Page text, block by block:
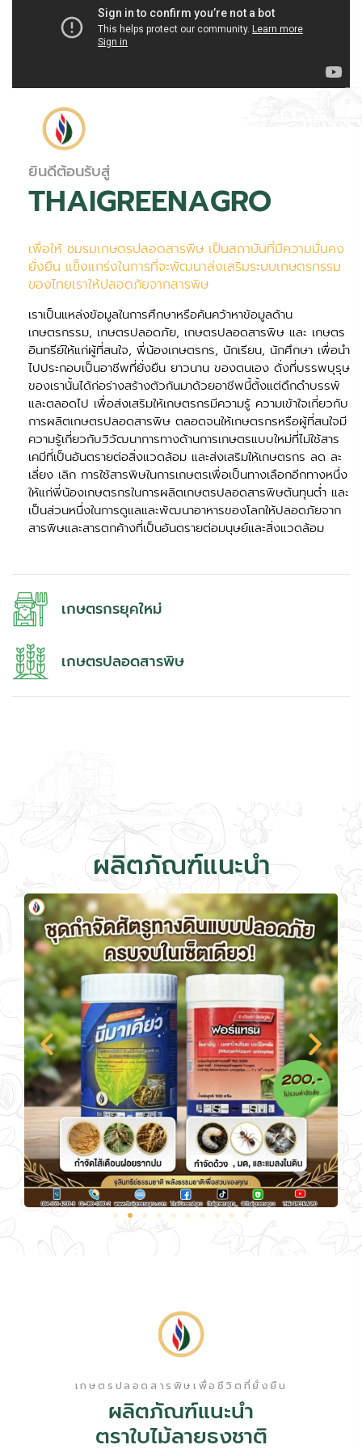
ยินดีต้อนรับสู่
THAIGREENAGRO
เพื่อให้ ชมรมเกษตรปลอดสารพิษ เป็นสถาบันที่มีความมั่นคง
ยั่งยืน แข็งแกร่งในการที่จะพัฒนาส่งเสริมระบบเกษตรกรรม
ของไทยเราให้ปลอดภัยจากสารพิษ
เราเป็นแหล่งข้อมูลในการศึกษาหรือค้นคว้าหาข้อมูลด้าน
เกษตรกรรม, เกษตรปลอดภัย, เกษตรปลอดสารพิษ และ เกษตร
อินทรีย์ให้แก่ผู้ที่สนใจ, พี่น้องเกษตรกร, นักเรียน, นักศึกษา เพื่อนำ
ไปประกอบเป็นอาชีพที่ยั่งยืน ยาวนาน ของตนเอง ดั่งที่บรรพบุรุษ
ของเรานั้นได้ก่อร่างสร้างตัวกันมาด้วยอาชีพนี้ตั้งแต่ดึกดำบรรพ์
และตลอดไป เพื่อส่งเสริมให้เกษตรกรมีความรู้ ความเข้าใจเกี่ยวกับ
การผลิตเกษตรปลอดสารพิษ ตลอดจนให้เกษตรกรหรือผู้ที่สนใจมี
ความรู้เกี่ยวกับวิวัฒนาการทางด้านการเกษตรแบบใหม่ที่ไม่ใช้สาร
เคมีที่เป็นอันตรายต่อสิ่งแวดล้อม และส่งเสริมให้เกษตรกร ลด ละ
เลี่ยง เลิก การใช้สารพิษในการเกษตรเพื่อเป็นทางเลือกอีกทางหนึ่ง
ให้แก่พี่น้องเกษตรกรในการผลิตเกษตรปลอดสารพิษต้นทุนต่ำ และ
เป็นส่วนหนึ่งในการดูแลและพัฒนาอาหารของโลกให้ปลอดภัยจาก
สารพิษและสารตกค้างที่เป็นอันตรายต่อมนุษย์และสิ่งแวดล้อม
เกษตรกรยุคใหม่
เกษตรปลอดสารพิษ
ผลิตภัณฑ์แนะนำ
เกษตรปลอดสารพิษเพื่อชีวิตที่ยั่งยืน
ผลิตภัณฑ์แนะนำ
ตราใบไม้ลายธงชาติ